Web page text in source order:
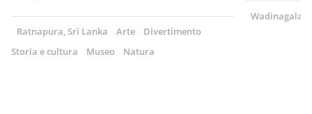
Ratnapura, Sri Lanka Arte
Divertimento
Storia e cultura
Museo Natura
Wadinagala,